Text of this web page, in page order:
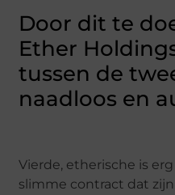
Door dit te
Ether
tussen de
naadloos en
Vierde, etherische is
slimme contract dat